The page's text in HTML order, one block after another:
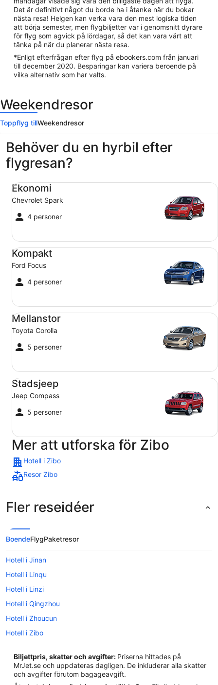
Det är definitivt något du borde ha i åtanke när du bokar
nästa resa! Helgen kan verka vara den mest logiska tiden
att börja semester, men flygbiljetter var i genomsnitt dyrare
för flyg som agvick på lördagar, så det kan vara värt att
tänka på när du planerar nästa resa.
*Enligt efterfrågan efter flyg på ebookers.com från januari
till december 2020. Besparingar kan variera beroende på
vilka alternativ som har valts.
Weekendresor
Toppflyg tillWeekendresor
Behöver du en hyrbil efter
flygresan?
Ekonomi
Chevrolet Spark
4 personer
Ekonomi Chevrolet Spark
Kompakt
Ford Focus
4 personer
Kompakt Ford Focus
Mellanstor
Toyota Corolla
5 personer
Mellanstor Toyota Corolla
Stadsjeep
Jeep Compass
5 personer
Stadsjeep Jeep Compass
Mer att utforska för Zibo
Hotell i Zibo
Resor Zibo
Fler reseidéer
BoendeFlygPaketresor
Hotell i Jinan
Hotell i Linqu
Hotell i Linzi
Hotell i Qingzhou
Hotell i Zhoucun
Hotell i Zibo
Biljettpris, skatter och avgifter: Priserna hittades på
MrJet.se och uppdateras dagligen. De inkluderar alla skatter
och avgifter förutom bagageavgift.